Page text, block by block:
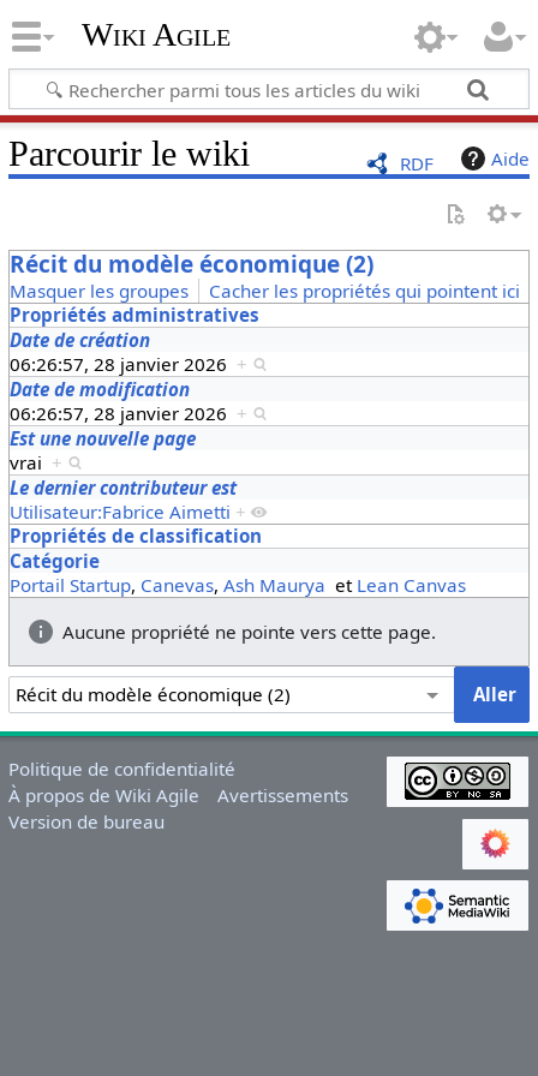
Wiki Agile
RDF Aide
Parcourir le wiki
Récit du modèle économique (2)
Masquer les groupes
Cacher les propriétés qui pointent ici
Propriétés administratives
Date de création
06:26:57, 28 janvier 2026 +
Date de modification
06:26:57, 28 janvier 2026 +
Est une nouvelle page
vrai +
Le dernier contributeur est
Utilisateur:Fabrice Aimetti +
Propriétés de classification
Catégorie
Portail Startup, Canevas, Ash Maurya et Lean Canvas
Aucune propriété ne pointe vers cette page.
Politique de confidentialité
À propos de Wiki Agile
Avertissements
Version de bureau